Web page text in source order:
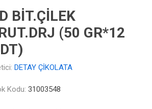
BİT.ÇİLEK
(50 GR*12
DETAY ÇİKOLATA
Kodu: 31003548